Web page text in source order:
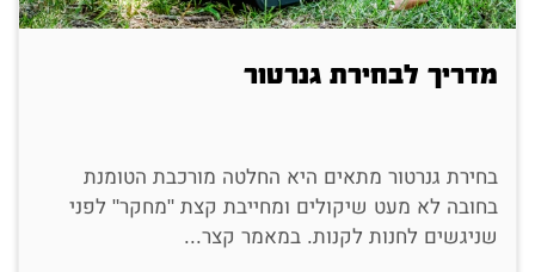
מדריך לבחירת גנרטור
בחירת גנרטור מתאים היא החלטה מורכבת הטומנת
בחובה לא מעט שיקולים ומחייבת קצת "מחקר" לפני
שניגשים לחנות לקנות. במאמר קצר...